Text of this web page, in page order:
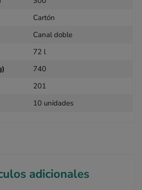
Cartón
Canal doble
72 l
740
201
10 unidades
adicionales